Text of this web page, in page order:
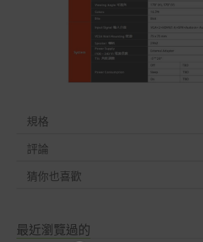
規格
評論
猜你也喜歡
最近瀏覽過的